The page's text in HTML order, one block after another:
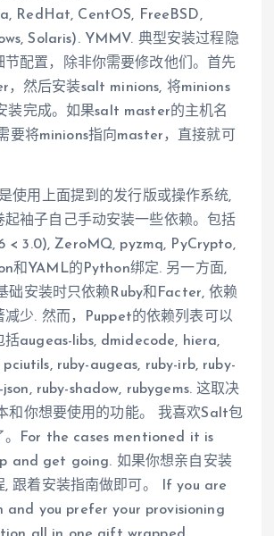
RedHat, CentOS, FreeBSD,
Solaris). YMMV. 典型安装过程隐
节配置，除非你需要修改他们。首先
，然后安装salt minions, 将minions
装完成。如果salt master的主机名
要将minions指向master，直接就可
使用上面提到的发行版或操作系统,
起袖子自己手动安装一些依赖。包括
< 3.0), ZeroMQ, pyzmq, PyCrypto,
和YAML的Python绑定. 另一方面,
础安装时只依赖Ruby和Facter, 依赖
减少. 然而，Puppet的依赖列表可以
括augeas-libs, dmidecode, hiera,
pciutils, ruby-augeas, ruby-irb, ruby-
ruby-shadow, rubygems. 这取决
和你想要使用的功能。 我喜欢Salt包
。For the cases mentioned it is
and get going. 如果你想亲自安装
, 跟着安装指南做即可。 If you are
and you prefer your provisioning